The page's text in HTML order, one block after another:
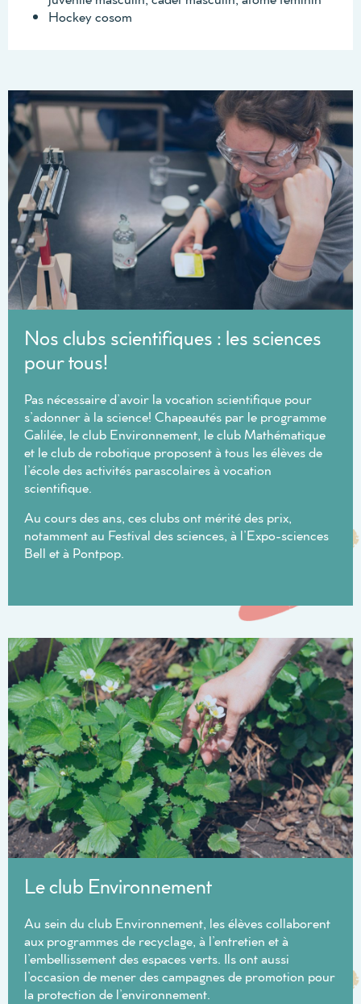
Hockey cosom
Nos clubs scientifiques : les sciences
pour tous!
Pas nécessaire d’avoir la vocation scientifique pour
s’adonner à la science! Chapeautés par le programme
Galilée, le club Environnement, le club Mathématique
et le club de robotique proposent à tous les élèves de
l’école des activités parascolaires à vocation
scientifique.
Au cours des ans, ces clubs ont mérité des prix,
notamment au Festival des sciences, à l’Expo-sciences
Bell et à Pontpop.
Le club Environnement
Au sein du club Environnement, les élèves collaborent
aux programmes de recyclage, à l’entretien et à
l’embellissement des espaces verts. Ils ont aussi
l’occasion de mener des campagnes de promotion pour
la protection de l’environnement.